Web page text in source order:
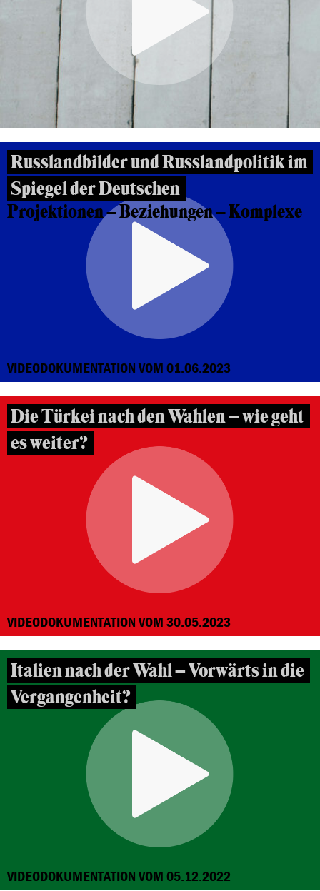
Russlandbilder und Russlandpolitik im
Spiegel der Deutschen
Projektionen – Beziehungen – Komplexe
VIDEODOKUMENTATION VOM 01.06.2023
Die Türkei nach den Wahlen – wie geht
es weiter?
VIDEODOKUMENTATION VOM 30.05.2023
Italien nach der Wahl – Vorwärts in die
Vergangenheit?
VIDEODOKUMENTATION VOM 05.12.2022